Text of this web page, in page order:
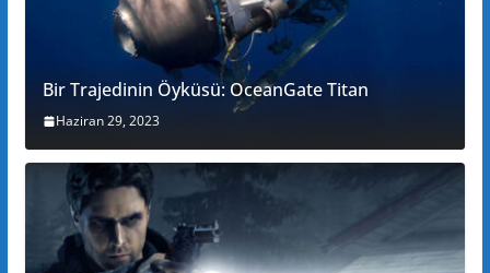
Bir Trajedinin Öyküsü: OceanGate Titan
Haziran 29, 2023